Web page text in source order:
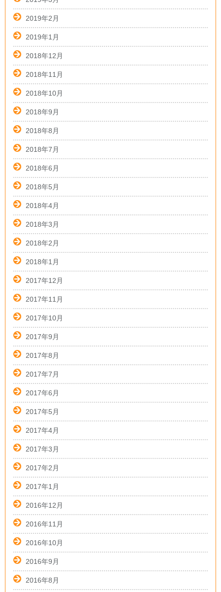
2019年2月
2019年1月
2018年12月
2018年11月
2018年10月
2018年9月
2018年8月
2018年7月
2018年6月
2018年5月
2018年4月
2018年3月
2018年2月
2018年1月
2017年12月
2017年11月
2017年10月
2017年9月
2017年8月
2017年7月
2017年6月
2017年5月
2017年4月
2017年3月
2017年2月
2017年1月
2016年12月
2016年11月
2016年10月
2016年9月
2016年8月